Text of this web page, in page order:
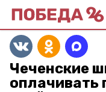
Чеченские
оплачивать